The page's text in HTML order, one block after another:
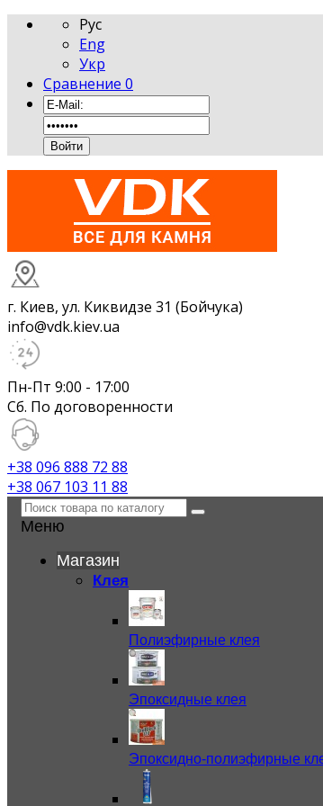
Рус
Eng
Укр
Сравнение 0
г. Киев, ул. Киквидзе 31 (Бойчука)
info@vdk.kiev.ua
Пн-Пт 9:00 - 17:00
Сб. По договоренности
+38 096 888 72 88
+38 067 103 11 88
Меню
Магазин
Клея
Полиэфирные клея
Эпоксидные клея
Эпоксидно-полиэфирные